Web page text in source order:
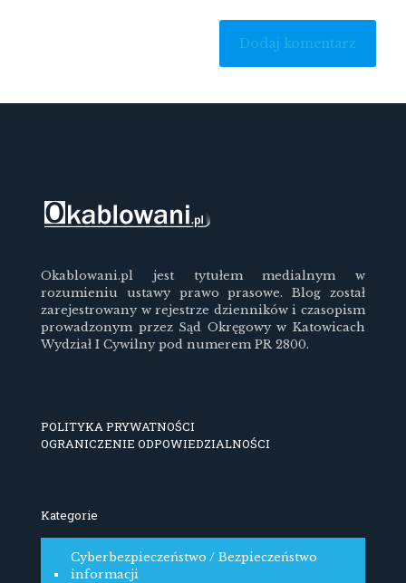
Okablowani.pl jest tytułem medialnym w
rozumieniu ustawy prawo prasowe. Blog został
zarejestrowany w rejestrze dzienników i czasopism
prowadzonym przez Sąd Okręgowy w Katowicach
Wydział I Cywilny pod numerem PR 2800.
POLITYKA PRYWATNOŚCI
OGRANICZENIE ODPOWIEDZIALNOŚCI
Kategorie
Cyberbezpieczeństwo / Bezpieczeństwo
informacji